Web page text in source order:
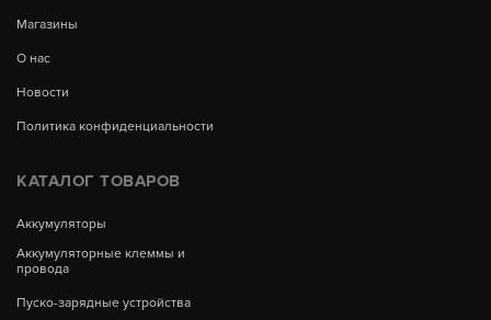
Магазины
О нас
Новости
Политика конфиденциальности
КАТАЛОГ ТОВАРОВ
Аккумуляторы
Аккумуляторные клеммы и
провода
Пуско-зарядные устройства